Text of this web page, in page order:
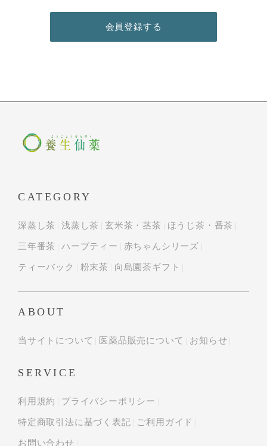
CATEGORY
深蒸し茶 浅蒸し茶 玄米茶・茎茶 ほうじ茶・番茶
三年番茶 ハーブティー 赤ちゃんシリーズ
ティーバック 粉末茶 向島園茶ギフト
ABOUT
当サイトについて 医薬品販売について お知らせ
SERVICE
利用規約 プライバシーポリシー
特定商取引法に基づく表記 ご利用ガイド
お問い合わせ